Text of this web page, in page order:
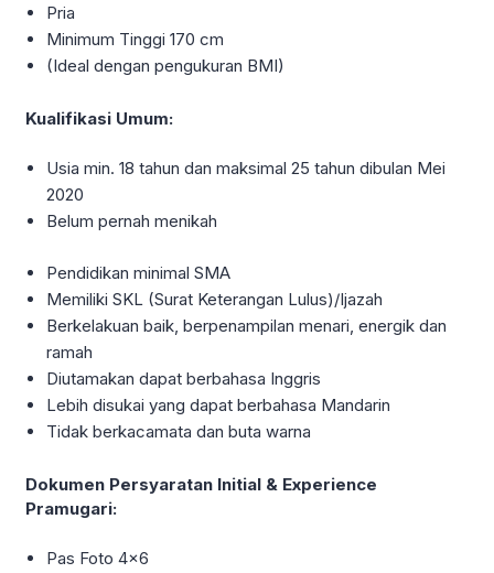
Pria
Minimum Tinggi 170 cm
(Ideal dengan pengukuran BMI)
Kualifikasi Umum:
Usia min. 18 tahun dan maksimal 25 tahun dibulan Mei
2020
Belum pernah menikah
Pendidikan minimal SMA
Memiliki SKL (Surat Keterangan Lulus)/Ijazah
Berkelakuan baik, berpenampilan menari, energik dan
ramah
Diutamakan dapat berbahasa Inggris
Lebih disukai yang dapat berbahasa Mandarin
Tidak berkacamata dan buta warna
Dokumen Persyaratan Initial & Experience
Pramugari:
Pas Foto 4×6